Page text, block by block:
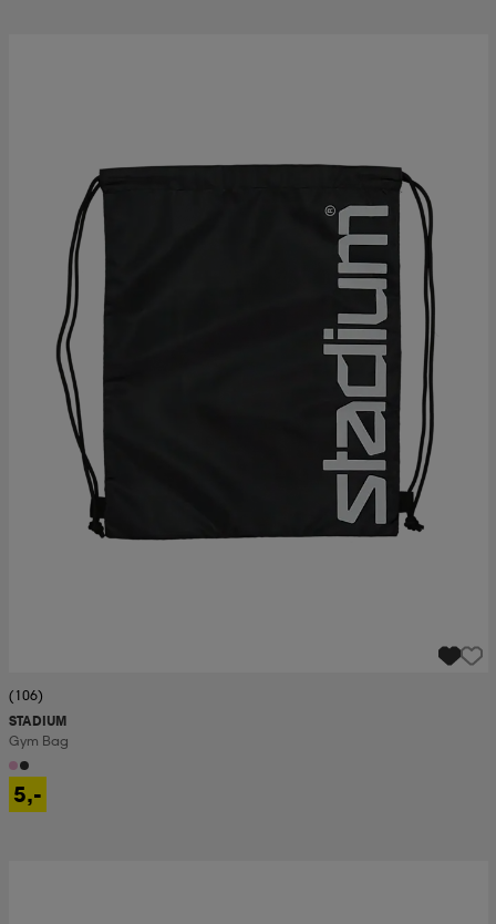
(106)
STADIUM
Gym Bag
5,-